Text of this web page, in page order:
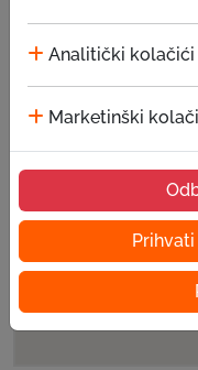
Analitički kolačići
Marketinški